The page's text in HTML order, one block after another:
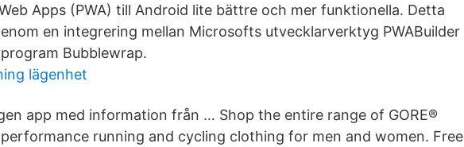
Apps (PWA) till Android lite bättre och mer funktionella. Detta
en integrering mellan Microsofts utvecklarverktyg PWABuilder
Bubblewrap.
lägenhet
app med information från … Shop the entire range of GORE®
performance running and cycling clothing for men and women. Free